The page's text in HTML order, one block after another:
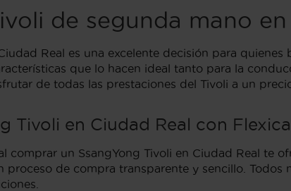
de segunda mano
Real es una excelente decisión para
que lo hacen ideal tanto para la
de todas las prestaciones del Tivoli a un
Tivoli en Ciudad Real con
un SsangYong Tivoli en Ciudad Real te
de compra transparente y sencillo.